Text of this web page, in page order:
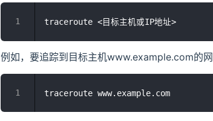
例如，要追踪到目标主机www.example.com的网